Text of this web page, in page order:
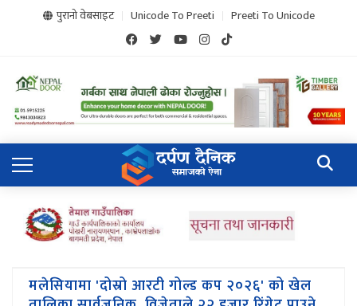
पुरानो वेबसाइट Unicode To Preeti Preeti To Unicode
मलेसियामा 'दोस्रो आरटी गोल्ड कप २०२६' को खेल